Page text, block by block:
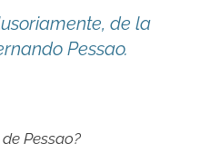
de la
Pessao.
Pessao?